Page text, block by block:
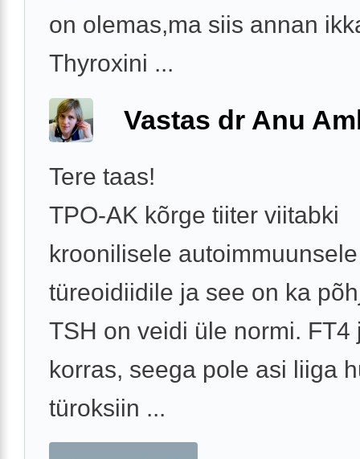
on olemas,ma siis annan
Thyroxini ...
Vastas dr Anu
Tere taas!
TPO-AK kõrge tiiter viitabki
kroonilisele autoimmuunsele
türeoidiidile ja see on ka
TSH on veidi üle normi. FT4
korras, seega pole asi liiga
türoksiin ...